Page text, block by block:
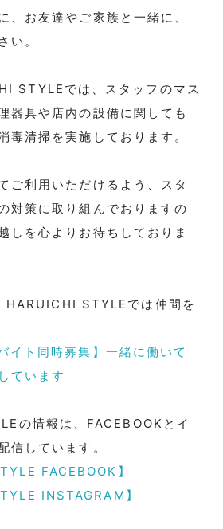
、お友達やご家族と一緒に、
い。
STYLEでは、スタッフのマス
器具や店内の設備に関しても
毒清掃を実施しております。
ご利用いただけるよう、スタ
対策に取り組んでおりますの
しを心よりお待ちしておりま
HARUICHI STYLEでは仲間を
イト同時募集】一緒に働いて
ています
の情報は、FACEBOOKとイ
信しています。
FACEBOOK】
INSTAGRAM】